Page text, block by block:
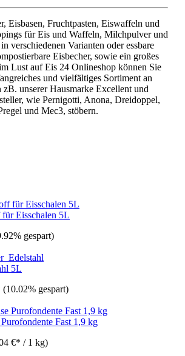
Eisbasen, Fruchtpasten, Eiswaffeln und
für Eis und Waffeln, Milchpulver und
verschiedenen Varianten oder essbare
Eisbecher, sowie ein großes
Lust auf Eis 24 Onlineshop können Sie
und vielfältiges Sortiment an
zB. unserer Hausmarke Excellent und
wie Pernigotti, Anona, Dreidoppel,
und Mec3, stöbern.
Eisschalen 5L
gespart)
5L
(10.02% gespart)
Fast 1,9 kg
€* / 1 kg)